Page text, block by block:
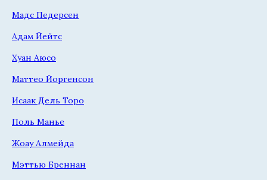
Мадс Педерсен
Адам Йейтс
Хуан Аюсо
Маттео Йоргенсон
Исаак Дель Торо
Поль Манье
Жоау Алмейда
Мэттью Бреннан